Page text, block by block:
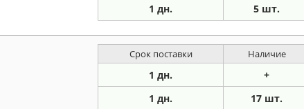
1 дн. 5 шт.
Срок поставки Наличие
1 дн. +
1 дн. 17 шт.